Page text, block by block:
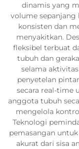
dinamis yang
volume sepanjang
konsisten dan
menyakitkan.
fleksibel terbuat
tubuh dan
selama
penyetelan
secara real-time
anggota tubuh
mengelola
Teknologi
pemasangan
akurat dari sisa